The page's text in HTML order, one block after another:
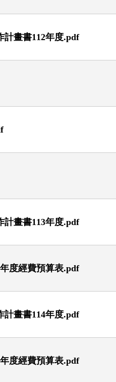
計畫書112年度.pdf
計畫書113年度.pdf
度經費預算表.pdf
計畫書114年度.pdf
度經費預算表.pdf